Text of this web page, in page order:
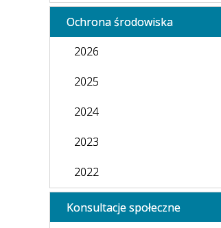
Ochrona środowiska
2026
2025
2024
2023
2022
Konsultacje społeczne